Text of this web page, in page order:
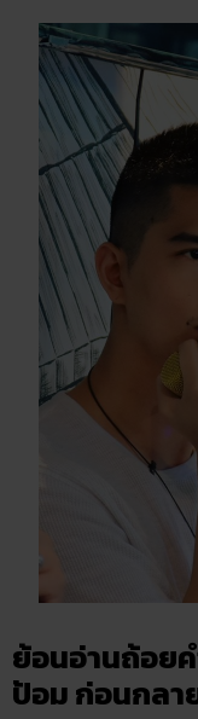
ย้อนอ่านถ้อย
ป้อม ก่อนกลา